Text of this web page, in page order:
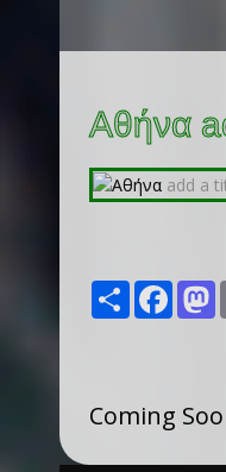
Αθήνα
Share
Coming